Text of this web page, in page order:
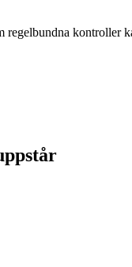
kontroller